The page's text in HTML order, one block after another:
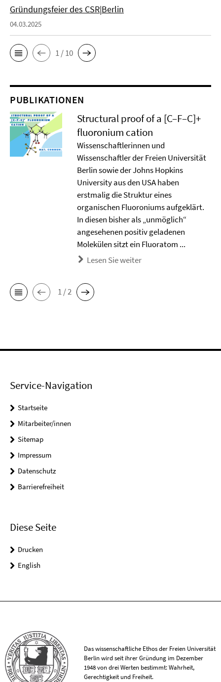
Gründungsfeier des CSR|Berlin
04.03.2025
1 / 10
PUBLIKATIONEN
Structural proof of a [C–F–C]+
ﬂuoronium cation
Wissenschaftlerinnen und
Wissenschaftler der Freien Universität
Berlin sowie der Johns Hopkins
University aus den USA haben
erstmalig die Struktur eines
organischen Fluoroniums aufgeklärt.
In diesen bisher als „unmöglich“
angesehenen positiv geladenen
Molekülen sitzt ein Fluoratom ...
Lesen Sie weiter
1 / 2
Service-Navigation
Startseite
Mitarbeiter/innen
Sitemap
Impressum
Datenschutz
Barrierefreiheit
Diese Seite
Drucken
English
Das wissenschaftliche Ethos der Freien Universität
Berlin wird seit ihrer Gründung im Dezember
1948 von drei Werten bestimmt: Wahrheit,
Gerechtigkeit und Freiheit.